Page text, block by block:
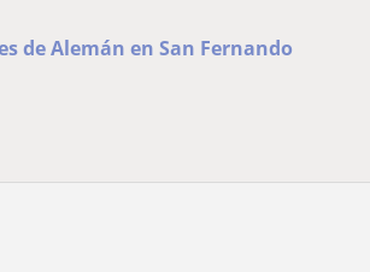
de Alemán en San Fernando